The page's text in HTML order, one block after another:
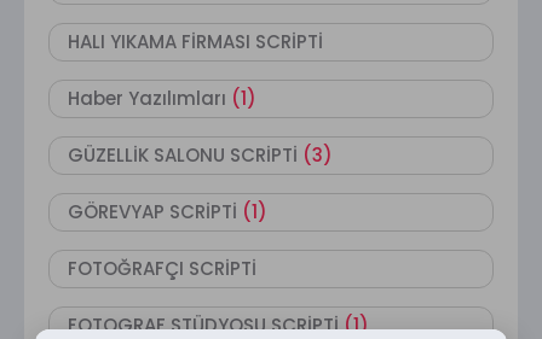
HALI YIKAMA FİRMASI SCRİPTİ
Haber Yazılımları (1)
GÜZELLİK SALONU SCRİPTİ (3)
GÖREVYAP SCRİPTİ (1)
FOTOĞRAFÇI SCRİPTİ
FOTOGRAF STÜDYOSU SCRİPTİ(1)